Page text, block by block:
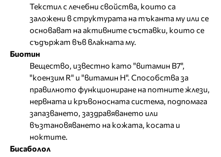
Текстил с лечебни свойства, които са
заложени в структурата на тъканта му или се
основават на активните съставки, които се
съдържат във влакната му.
Биотин
Вещество, известно като "витамин В7",
"коензим R" и "витамин Н". Способства за
правилното функциониране на потните жлези,
нервната и кръвоносната система, подпомага
запазването, заздравяването или
възтановяването на кожата, косата и
ноктите.
Бисаболол